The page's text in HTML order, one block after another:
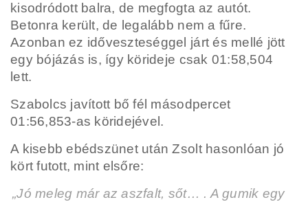
kisodródott balra, de megfogta az autót.
Betonra került, de legalább nem a fűre.
Azonban ez időveszteséggel járt és mellé jött
egy bójázás is, így körideje csak 01:58,504
lett.
Szabolcs javított bő fél másodpercet
01:56,853-as köridejével.
A kisebb ebédszünet után Zsolt hasonlóan jó
kört futott, mint elsőre:
„Jó meleg már az aszfalt, sőt… . A gumik egy